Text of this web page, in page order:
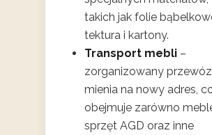
takich jak folie
tektura i kartony.
Transport mebli –
zorganizowany przewóz
mienia na nowy adres,
obejmuje zarówno
sprzęt AGD oraz inne